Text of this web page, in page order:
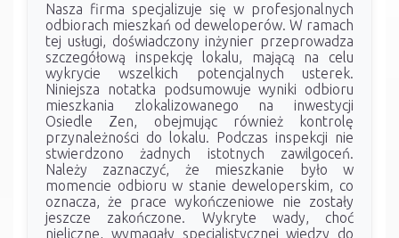
Nasza firma specjalizuje się w profesjonalnych
odbiorach mieszkań od deweloperów. W ramach
tej usługi, doświadczony inżynier przeprowadza
szczegółową inspekcję lokalu, mającą na celu
wykrycie wszelkich potencjalnych usterek.
Niniejsza notatka podsumowuje wyniki odbioru
mieszkania zlokalizowanego na inwestycji
Osiedle Zen, obejmując również kontrolę
przynależności do lokalu. Podczas inspekcji nie
stwierdzono żadnych istotnych zawilgoceń.
Należy zaznaczyć, że mieszkanie było w
momencie odbioru w stanie deweloperskim, co
oznacza, że prace wykończeniowe nie zostały
jeszcze zakończone. Wykryte wady, choć
nieliczne, wymagały specjalistycznej wiedzy do